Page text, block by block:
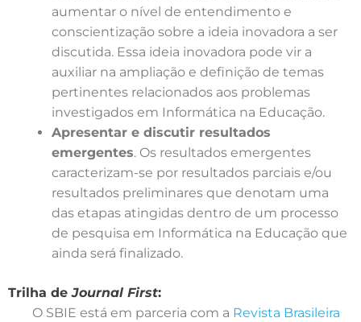
aumentar o nível de entendimento e
conscientização sobre a ideia inovadora a ser
discutida. Essa ideia inovadora pode vir a
auxiliar na ampliação e definição de temas
pertinentes relacionados aos problemas
investigados em Informática na Educação.
Apresentar e discutir resultados
emergentes. Os resultados emergentes
caracterizam-se por resultados parciais e/ou
resultados preliminares que denotam uma
das etapas atingidas dentro de um processo
de pesquisa em Informática na Educação que
ainda será finalizado.
Trilha deJournal First:
O SBIE está em parceria com a Revista Brasileira